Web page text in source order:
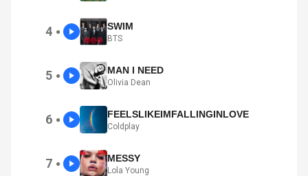
4 ● SWIM
BTS
5 ● MAN I NEED
Olivia Dean
6 ● FEELSLIKEIMFALLINGINLOVE
Coldplay
7 ● MESSY
Lola Young